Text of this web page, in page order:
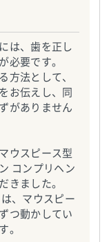
は、歯を正し
必要です。
方法として、
お伝えし、同
がありません
ウスピース型
コンプリヘン
きました。
、マウスピー
つ動かしてい
。